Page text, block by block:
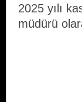
2025 yılı
müdürü